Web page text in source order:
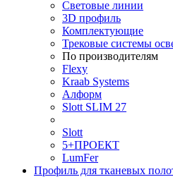
Световые линии
3D профиль
Комплектующие
Трековые системы
По производителям
Flexy
Kraab Systems
Алформ
Slott SLIM 27
Slott
5+ПРОЕКТ
LumFer
Профиль для тканевых